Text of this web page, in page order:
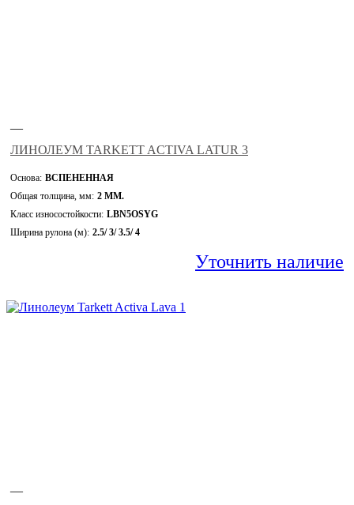
—
ЛИНОЛЕУМ TARKETT ACTIVA LATUR 3
Основа: ВСПЕНЕННАЯ
Общая толщина, мм: 2 ММ.
Класс износостойкости: LBN5OSYG
Ширина рулона (м): 2.5/ 3/ 3.5/ 4
Уточнить наличие
—